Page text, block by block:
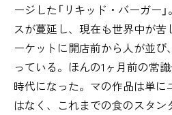
ージした「リキッド・バーガー
スが蔓延し、現在も世界中が
ーケットに開店前から人が並び
っている。ほんの1ヶ月前の常
時代になった。マの作品は単
はなく、これまでの食のスタ